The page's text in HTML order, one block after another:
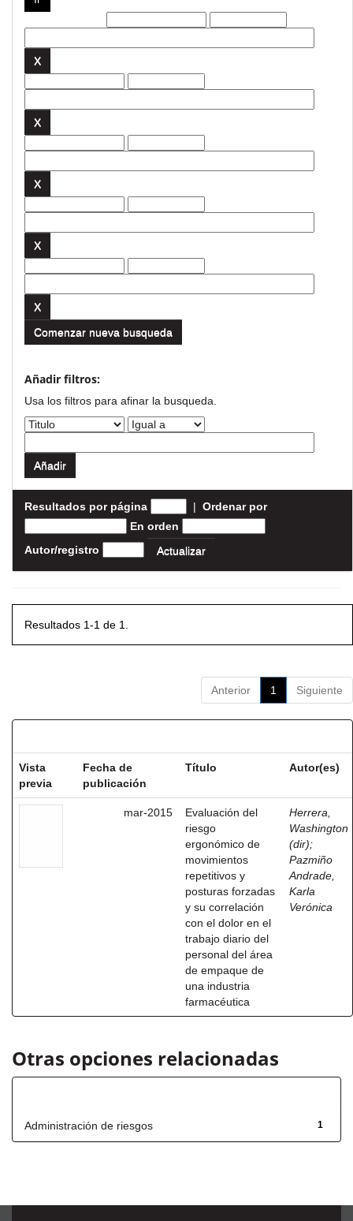
Comenzar nueva busqueda
Añadir filtros:
Usa los filtros para afinar la busqueda.
Resultados por página | Ordenar por
En orden
Autor/registro
Resultados 1-1 de 1.
Anterior 1 Siguiente
Vista
previa
Fecha de
publicación
Título Autor(es)
mar-2015
Evaluación del
riesgo
ergonómico de
movimientos
repetitivos y
posturas forzadas
y su correlación
con el dolor en el
trabajo diario del
personal del área
de empaque de
una industria
farmacéutica
Herrera,
Washington
(dir);
Pazmiño
Andrade,
Karla
Verónica
Otras opciones relacionadas
1
Administración de riesgos